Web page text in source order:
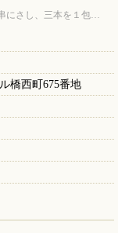
にさし、三本を１包…
橋西町675番地